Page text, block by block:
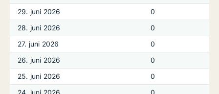
29. juni 2026
0
28. juni 2026
0
27. juni 2026
0
26. juni 2026
0
25. juni 2026
0
24. juni 2026
0